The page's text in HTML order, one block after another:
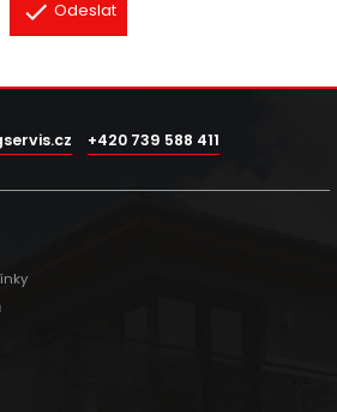
Odeslat
+420 739 588 411